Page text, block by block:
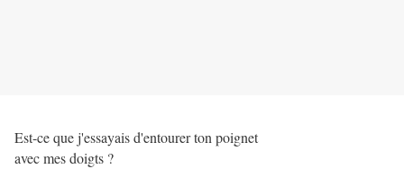
Est-ce que j'essayais d'entourer ton poignet
avec mes doigts ?